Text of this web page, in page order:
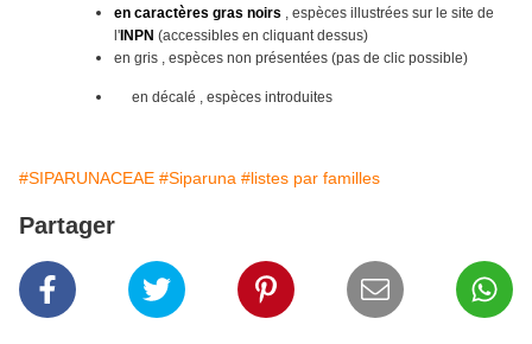
en caractères gras noirs , espèces illustrées sur le site de
l' INPN (accessibles en cliquant dessus)
en gris , espèces non présentées (pas de clic possible)
en décalé , espèces introduites
#SIPARUNACEAE #Siparuna #listes par familles
Partager